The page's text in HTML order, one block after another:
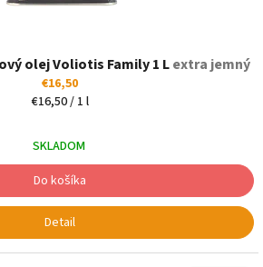
olej Voliotis Family 1 Lextra jemný
€16,50
Jednotková
€16,50 / 1 l
SKLADOM
Do košíka
Detail